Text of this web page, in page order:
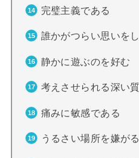
完璧主義である
誰かがつらい思いを
静かに遊ぶのを好む
考えさせられる深い
痛みに敏感である
うるさい場所を嫌がる